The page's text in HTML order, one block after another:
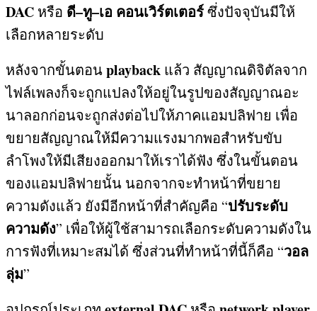
DAC หรือ ดี–ทู–เอ คอนเวิร์ตเตอร์ซึ่งปัจจุบันมีให้
เลือกหลายระดับ
หลังจากขั้นตอนplayback แล้ว สัญญาณดิจิตัลจาก
ไฟล์เพลงก็จะถูกแปลงให้อยู่ในรูปของสัญญาณอะ
นาลอกก่อนจะถูกส่งต่อไปให้ภาคแอมปลิฟาย เพื่อ
ขยายสัญญาณให้มีความแรงมากพอสำหรับขับ
ลำโพงให้มีเสียงออกมาให้เราได้ฟัง ซึ่งในขั้นตอน
ของแอมปลิฟายนั้น นอกจากจะทำหน้าที่ขยาย
ความดังแล้ว ยังมีอีกหน้าที่สำคัญคือ “ปรับระดับ
ความดัง” เพื่อให้ผู้ใช้สามารถเลือกระดับความดังใน
การฟังที่เหมาะสมได้ ซึ่งส่วนที่ทำหน้าที่นี้ก็คือ “วอล
ลุ่ม”